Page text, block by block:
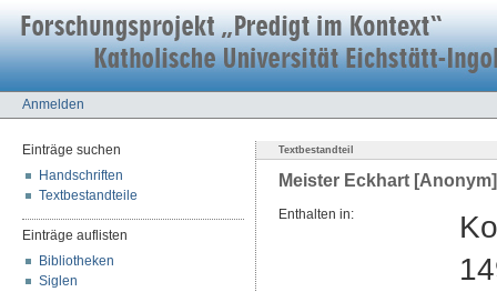
Anmelden
Einträge suchen
Handschriften
Textbestandteile
Einträge auflisten
Bibliotheken
Siglen
Textbestandteil
Meister Eckhart
Enthalten in: